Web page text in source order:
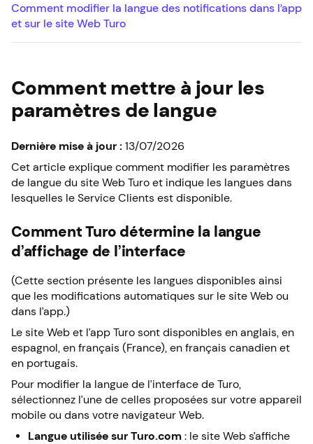
Comment mettre à jour les
paramètres de langue
Dernière mise à jour : 13/07/2026
Cet article explique comment modifier les paramètres
de langue du site Web Turo et indique les langues dans
lesquelles le Service Clients est disponible.
Comment Turo détermine la langue
d’affichage de l’interface
(Cette section présente les langues disponibles ainsi
que les modifications automatiques sur le site Web ou
dans l’app.)
Le site Web et l’app Turo sont disponibles en anglais, en
espagnol, en français (France), en français canadien et
en portugais.
Pour modifier la langue de l’interface de Turo,
sélectionnez l’une de celles proposées sur votre appareil
mobile ou dans votre navigateur Web.
Langue utilisée sur Turo.com : le site Web s’affiche
Comment modifier la langue des notifications dans l’app
et sur le site Web Turo